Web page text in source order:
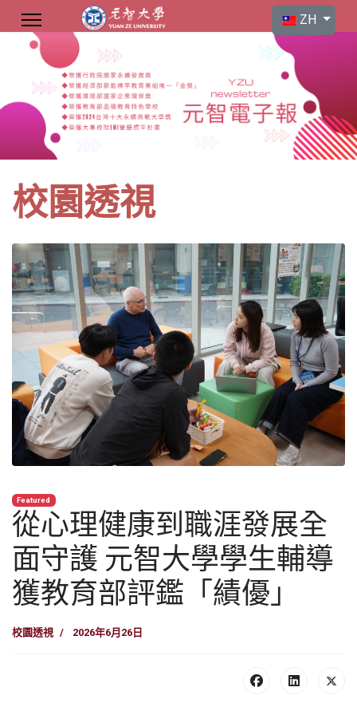
選擇你的語言
ZH
校園透視
Featured
從心理健康到職涯發展全
面守護 元智大學學生輔導
獲教育部評鑑「績優」
校園透視 2026年6月26日